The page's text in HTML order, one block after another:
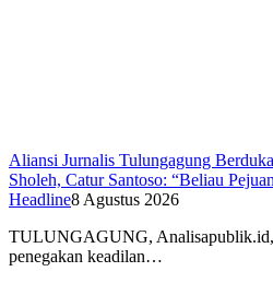
Aliansi Jurnalis Tulungagung
Sholeh, Catur Santoso: “Beliau
Headline8 Agustus 2026
​TULUNGAGUNG, Analisapublik.id,
penegakan keadilan…